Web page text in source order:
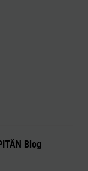
Blog